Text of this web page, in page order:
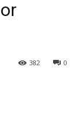
0
382